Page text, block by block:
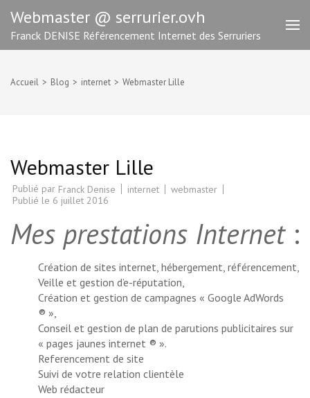
contenu
(Pressez
Webmaster @ serrurier.ovh
Franck DENISE Référencement Internet des Serruriers
Accueil > Blog > internet > Webmaster Lille
Webmaster Lille
Publié par Franck Denise internet
webmaster
Publié le 6 juillet 2016
Mes prestations Internet:
Création de sites internet, hébergement, référencement
Veille et gestion d’e-réputation,
Création et gestion de campagnes « Google AdWords
® »,
Conseil et gestion de plan de parutions publicitaires sur
« pages jaunes internet ® ».
Referencement de site
Suivi de votre relation clientèle
Web rédacteur